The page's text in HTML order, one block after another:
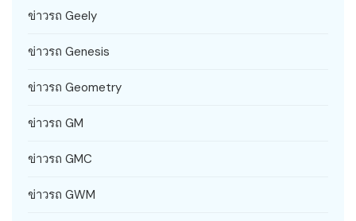
ข่าวรถ Geely
ข่าวรถ Genesis
ข่าวรถ Geometry
ข่าวรถ GM
ข่าวรถ GMC
ข่าวรถ GWM